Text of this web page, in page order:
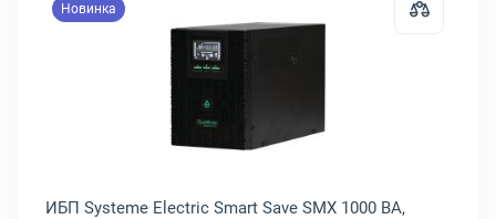
ONLINE PLUS 1000 ВА, Tower, без батарей, POWERMAN
Новинка
ИБП Systeme Electriс Smart Save SMX 1000 ВА,